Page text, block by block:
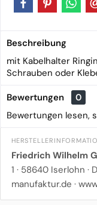
Beschreibung
mit Kabelhalter
Schrauben oder
Bewertungen
0
Bewertungen lesen,
Friedrich Wilhelm
1 · 58640 Iserlohn ·
manufaktur.de ·